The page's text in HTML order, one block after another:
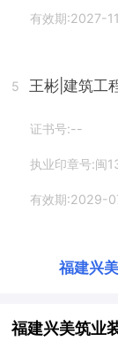
有效期:2027-
5 王彬 |建筑工
证书号:--
执业印章号:闽
有效期:2029-
福建兴
福建兴美筑业